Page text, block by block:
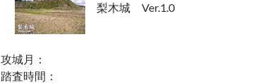
梨木城 Ver.1.0
攻城月：
踏査時間：